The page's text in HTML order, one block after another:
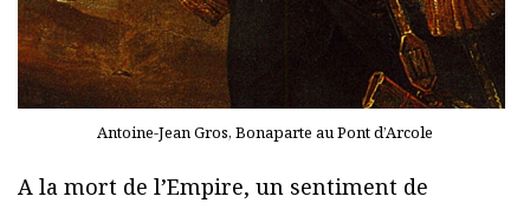
Antoine-Jean Gros, Bonaparte au Pont d’Arcole
A la mort de l’Empire, un sentiment de